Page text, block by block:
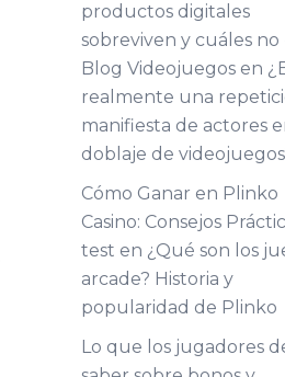
productos digitales
sobreviven y cuáles no
Blog Videojuegosen
realmente una
manifiesta de actores
doblaje de
Cómo Ganar en Plinko
Casino: Consejos
test en ¿Qué son los
arcade? Historia y
popularidad de Plinko
Lo que los jugadores